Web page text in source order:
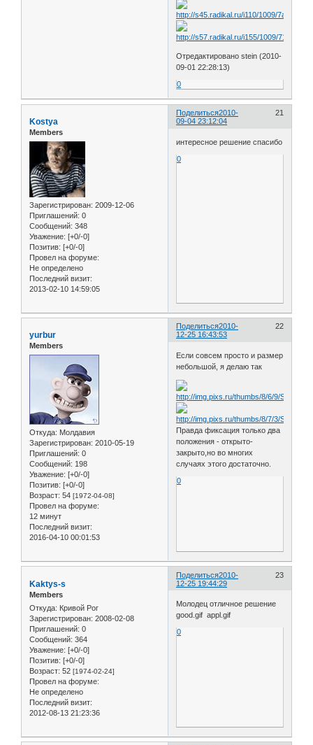
Отредактировано stein (2010-
09-01 22:28:13)
0
Поделиться 21
2010-
09-04 23:12:04
Kostya
Members
Зарегистрирован: 2009-12-06
Приглашений: 0
Сообщений: 348
Уважение: [+0/-0]
Позитив: [+0/-0]
Провел на форуме:
Не определено
Последний визит:
2013-02-10 14:59:05
интересное решение спасибо
0
Поделиться 22
2010-
12-25 16:43:53
yurbur
Members
Откуда: Молдавия
Зарегистрирован: 2010-05-19
Приглашений: 0
Сообщений: 198
Уважение: [+0/-0]
Позитив: [+0/-0]
Возраст: 54 [1972-04-08]
Провел на форуме:
12 минут
Последний визит:
2016-04-10 00:01:53
Если совсем просто и размер
небольшой, я делаю так
Правда фиксация только два
положения - открыто-
закрыто,но во многих
случаях этого достаточно.
0
Поделиться 23
2010-
12-25 19:44:29
Kaktys-s
Members
Откуда: Кривой Рог
Зарегистрирован: 2008-02-08
Приглашений: 0
Сообщений: 364
Уважение: [+0/-0]
Позитив: [+0/-0]
Возраст: 52 [1974-02-24]
Провел на форуме:
Не определено
Последний визит:
2012-08-13 21:23:36
Молодец отличное решение
good.gif appl.gif
0